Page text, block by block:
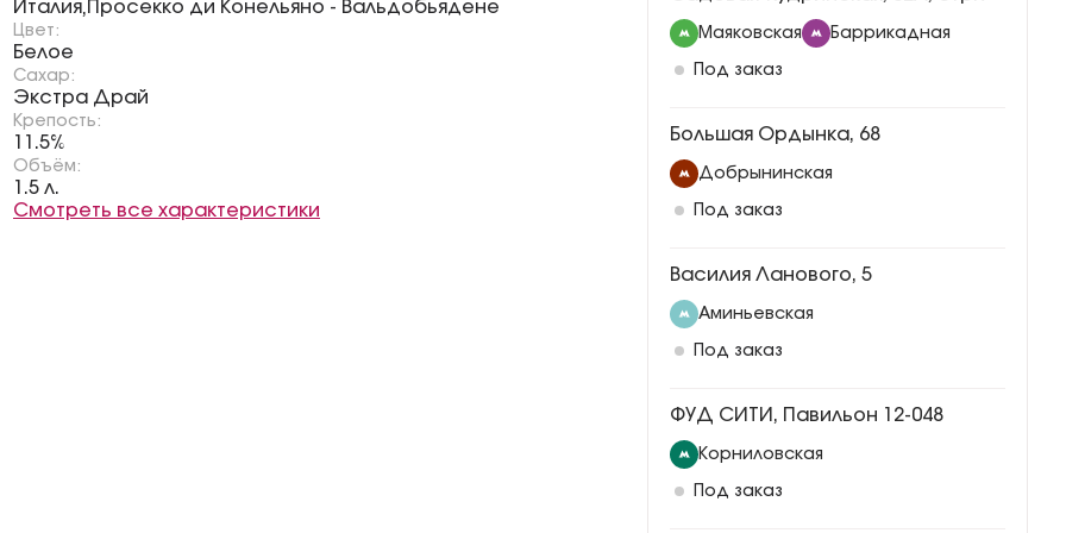
Италия,Просекко ди Конельяно - Вальдобьядене
Цвет:
Белое
Сахар:
Экстра Драй
Крепость:
11.5%
Объём:
1.5 л.
Смотреть все характеристики
Маяковская Баррикадная
Под заказ
Большая Ордынка, 68
Добрынинская
Под заказ
Василия Ланового, 5
Аминьевская
Под заказ
ФУД СИТИ, Павильон 12-048
Корниловская
Под заказ